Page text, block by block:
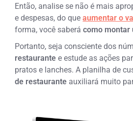
Então, analise se não é mais
e despesas, do queaumentar o
forma, você saberácomo montar
Portanto, seja consciente dos
restaurante e estude as ações
pratos e lanches. A planilha de
de restaurante auxiliará muito